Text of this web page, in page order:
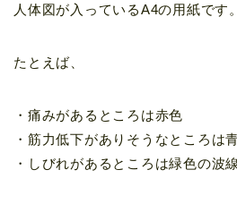
人体図が入っているA4の用紙です。
たとえば、
・痛みがあるところは赤色
・筋力低下がありそうなところは
・しびれがあるところは緑色の波線